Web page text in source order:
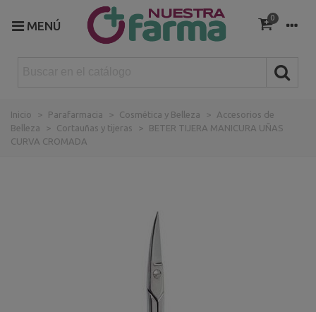
MENÚ
0
Inicio > Parafarmacia > Cosmética y Belleza >
Accesorios de
Belleza
> Cortauñas y tijeras >
BETER TIJERA MANICURA UÑAS
CURVA CROMADA